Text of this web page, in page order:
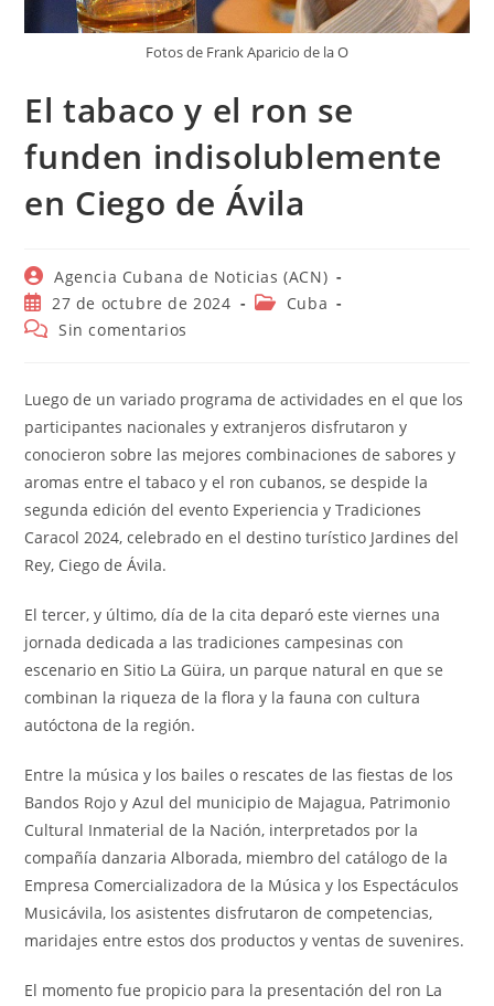
Fotos de Frank Aparicio de la O
El tabaco y el ron se
funden indisolublemente
en Ciego de Ávila
Autor
de
la
entrada:
Agencia Cubana de Noticias (ACN)
Publicación
de
27 de octubre de 2024
Categoría
Cuba
Comentarios
entrada:
Sin comentarios
Luego de un variado programa de actividades en el que los
participantes nacionales y extranjeros disfrutaron y
conocieron sobre las mejores combinaciones de sabores y
aromas entre el tabaco y el ron cubanos, se despide la
segunda edición del evento Experiencia y Tradiciones
Caracol 2024, celebrado en el destino turístico Jardines del
Rey, Ciego de Ávila.
El tercer, y último, día de la cita deparó este viernes una
jornada dedicada a las tradiciones campesinas con
escenario en Sitio La Güira, un parque natural en que se
combinan la riqueza de la flora y la fauna con cultura
autóctona de la región.
Entre la música y los bailes o rescates de las fiestas de los
Bandos Rojo y Azul del municipio de Majagua, Patrimonio
Cultural Inmaterial de la Nación, interpretados por la
compañía danzaria Alborada, miembro del catálogo de la
Empresa Comercializadora de la Música y los Espectáculos
Musicávila, los asistentes disfrutaron de competencias,
maridajes entre estos dos productos y ventas de suvenires.
El momento fue propicio para la presentación del ron La